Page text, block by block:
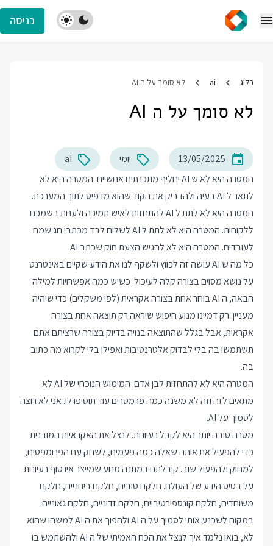
כניסה
בלוג ai לא סומך על ה AI
לא סומך על ה AI
13/05/2025 יומי
ai
המטרה היא לא ש AI יחליף מתכנתים אנושיים. המטרה היא לא
לתאר ל AI בעיה ולהדביק את הקוד שהוא מדפיס לתוך המערכת.
המטרה היא לא לתת ל AI להתחזות לאיש תמיכה ולענות בשמכם
ללקוחות. המטרה היא לא לתת ל AI לשלוח לבד מכתבי חג שמח
לעובדים. המטרה היא לא להגיש הצעת חוק שכתב AI.
כל מה ש AI עושה זה לכווץ ולשקף לנו את הידע שקיים באינטרנט
על נושא מסוים בצורה קלה לעיכול. כשיש כמה אפשרויות למילה
הבאה, ה AI בוחר אחת בצורה אקראית (לפי משקלים) כדי שיהיה
מעניין. רק דמיינו מנוע חיפוש שיראה רק תוצאה אחת בצורה
אקראית, אבל בגלל שהתוצאה בנויה בדיוק בצורה שרציתם אתם
תשתמשו בה בלי לבדוק אלטרנטיבות ואפילו בלי לקרוא מה כתוב
בה.
המטרה היא לא להתחזות לבן אדם. המימוש הנוכחי של AI לא
מתאים לזה וזה לא משנה כמה פרמטרים עוד תוסיפו לו. אני לא רוצה
לסמוך על AI.
מטרה טובה יותר היא לקבל רעיונות. לנצל את האקראיות המובנית
כדי להפעיל את אותה שאלה כמה פעמים, לשחק עם הפרומפטים,
למחוק ולהפעיל שוב. קיבלתם במתנה מנוע שמייצר אינסוף רעיונות
על בסיס הידע של העולם. חלקם טובים, חלקם בינוניים, חלקם
משוחדים, חלקם קונספירטיביים, חלקם זדוניים, חלקם גאוניים.
במקום לשכנע אותי לסמוך על ה AI ולהפוך את ה AI למשהו שהוא
לא, בואו נלמד איך לנצל את הכח האמיתי של ה AI ולהשתמש בו